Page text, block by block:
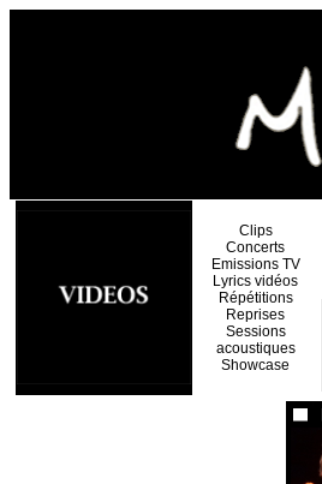
Clips
Concerts
Emissions TV
Lyrics vidéos
Répétitions
Reprises
Sessions
acoustiques
Showcase